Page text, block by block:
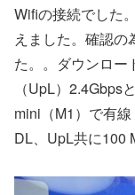
Wifiの接続でした
えました。確認
た。。ダウンロー
（UpL）2.4Gbps
mini（M1）で有
DL、UpL共に100